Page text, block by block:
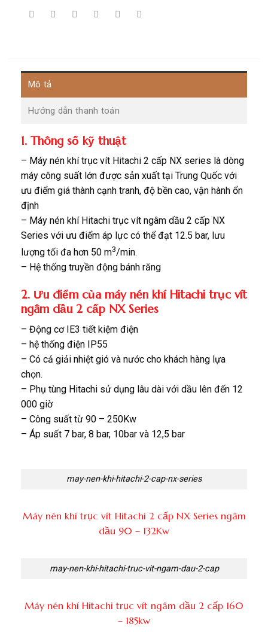
Mô tả
Hướng dẫn thanh toán
1. Thông số kỹ thuật
– Máy nén khí trục vít Hitachi 2 cấp NX series là dòng
máy công suất lớn được sản xuất tại Trung Quốc với
ưu điểm giá thành cạnh tranh, độ bền cao, vận hành ổn
định
– Máy nén khí Hitachi trục vít ngâm dầu 2 cấp NX
Series với ưu điểm áp lực có thể đạt 12.5 bar, lưu
lượng tối đa hơn 50 m3/min.
– Hệ thống truyền động bánh răng
2. Ưu điểm của máy nén khí Hitachi trục vít
ngâm dầu 2 cấp NX Series
– Động cơ IE3 tiết kiệm điện
– hệ thống điện IP55
– Có cả giải nhiệt gió và nước cho khách hàng lựa
chọn.
– Phụ tùng Hitachi sử dụng lâu dài với dầu lên đến 12
000 giờ
– Công suất từ 90 – 250Kw
– Áp suất 7 bar, 8 bar, 10bar và 12,5 bar
may-nen-khi-hitachi-2-cap-nx-series
Máy nén khí trục vít Hitachi 2 cấp NX Series ngâm
dầu 90 – 132Kw
may-nen-khi-hitachi-truc-vit-ngam-dau-2-cap
Máy nén khí Hitachi trục vít ngâm dầu 2 cấp 160
– 185kw